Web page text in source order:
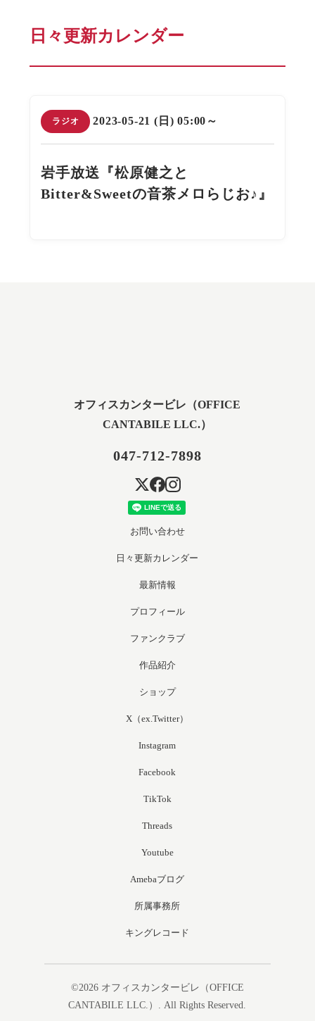
日々更新カレンダー
ラジオ 2023-05-21 (日) 05:00～
岩手放送『松原健之と
Bitter&Sweetの音茶メロらじお♪』
オフィスカンタービレ（OFFICE
CANTABILE LLC.）
047-712-7898
お問い合わせ
日々更新カレンダー
最新情報
プロフィール
ファンクラブ
作品紹介
ショップ
X（ex.Twitter）
Instagram
Facebook
TikTok
Threads
Youtube
Amebaブログ
所属事務所
キングレコード
©2026 オフィスカンタービレ（OFFICE
CANTABILE LLC.）
. All Rights Reserved.